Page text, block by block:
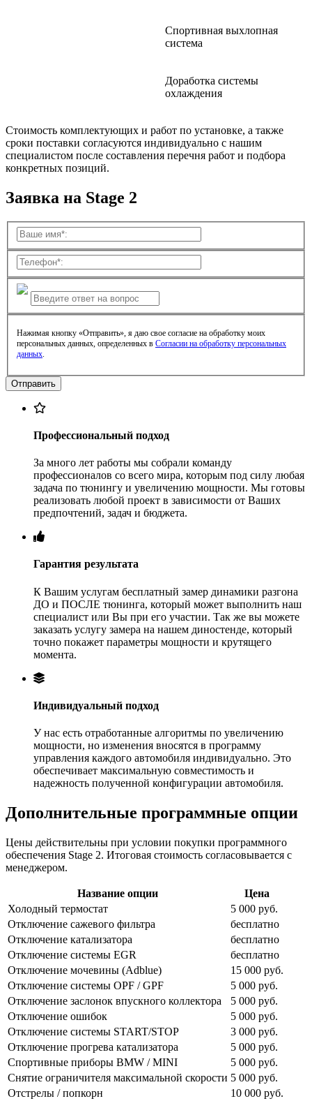
Спортивная выхлопная
система
Доработка системы
охлаждения
Стоимость комплектующих и работ по установке, а также
сроки поставки согласуются индивидуально с нашим
специалистом после составления перечня работ и подбора
конкретных позиций.
Заявка на Stage 2
Нажимая кнопку «Отправить», я даю свое согласие на обработку моих
персональных данных, определенных в Согласии на обработку персональных
данных
Профессиональный подход
За много лет работы мы собрали команду
профессионалов со всего мира, которым под силу любая
задача по тюнингу и увеличению мощности. Мы готовы
реализовать любой проект в зависимости от Ваших
предпочтений, задач и бюджета.
Гарантия результата
К Вашим услугам бесплатный замер динамики разгона
ДО и ПОСЛЕ тюнинга, который может выполнить наш
специалист или Вы при его участии. Так же вы можете
заказать услугу замера на нашем диностенде, который
точно покажет параметры мощности и крутящего
момента.
Индивидуальный подход
У нас есть отработанные алгоритмы по увеличению
мощности, но изменения вносятся в программу
управления каждого автомобиля индивидуально. Это
обеспечивает максимальную совместимость и
надежность полученной конфигурации автомобиля.
Дополнительные программные опции
Цены действительны при условии покупки программного
обеспечения Stage 2. Итоговая стоимость согласовывается с
менеджером.
Название опции
Цена
Холодный термостат
5 000 руб.
Отключение сажевого фильтра
бесплатно
Отключение катализатора
бесплатно
Отключение системы EGR
бесплатно
Отключение мочевины (Adblue)
15 000 руб.
Отключение системы OPF / GPF
5 000 руб.
Отключение заслонок впускного коллектора
5 000 руб.
Отключение ошибок
5 000 руб.
Отключение системы START/STOP
3 000 руб.
Отключение прогрева катализатора
5 000 руб.
Спортивные приборы BMW / MINI
5 000 руб.
Снятие ограничителя максимальной скорости 5 000 руб.
Отстрелы / попкорн
10 000 руб.